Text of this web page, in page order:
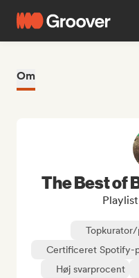
Om
The Best of
Certificeret Spotify-
Høj svarprocent